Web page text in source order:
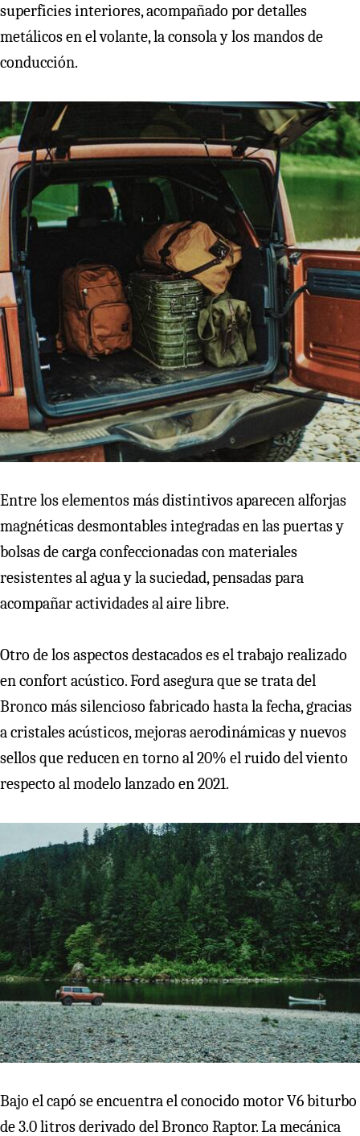
superficies interiores, acompañado por detalles
metálicos en el volante, la consola y los mandos de
conducción.
Entre los elementos más distintivos aparecen alforjas
magnéticas desmontables integradas en las puertas y
bolsas de carga confeccionadas con materiales
resistentes al agua y la suciedad, pensadas para
acompañar actividades al aire libre.
Otro de los aspectos destacados es el trabajo realizado
en confort acústico. Ford asegura que se trata del
Bronco más silencioso fabricado hasta la fecha, gracias
a cristales acústicos, mejoras aerodinámicas y nuevos
sellos que reducen en torno al 20% el ruido del viento
respecto al modelo lanzado en 2021.
Bajo el capó se encuentra el conocido motor V6 biturbo
de 3.0 litros derivado del Bronco Raptor. La mecánica